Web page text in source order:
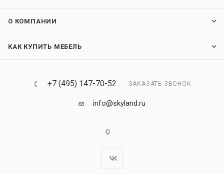
О КОМПАНИИ
КАК КУПИТЬ МЕБЕЛЬ
+7 (495) 147-70-52 ЗАКАЗАТЬ ЗВОНОК
info@skyland.ru